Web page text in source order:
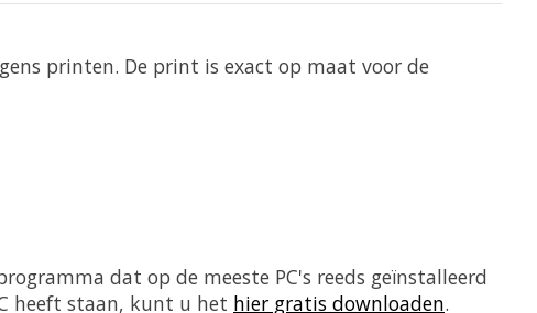
printen. De print is exact op maat voor de
dat op de meeste PC's reeds geïnstalleerd
heeft staan, kunt u het hier gratis downloaden.